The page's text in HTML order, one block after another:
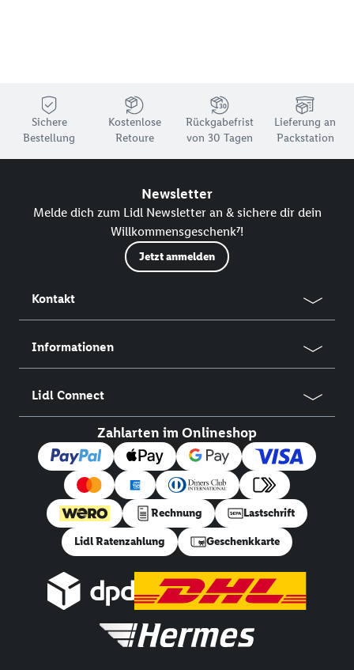
Sichere
Bestellung
Kostenlose
Retoure
Rückgabefrist
von 30 Tagen
Lieferung an
Packstation
Newsletter
Melde dich zum Lidl Newsletter an & sichere dir dein
Willkommensgeschenk⁷!
Jetzt anmelden
Kontakt
Informationen
Lidl Connect
Zahlarten im Onlineshop
Rechnung Lastschrift
Lidl Ratenzahlung Geschenkkarte